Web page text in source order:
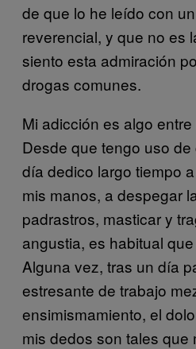
de que lo he leído con
reverencial, y que no es
siento esta admiración
drogas comunes.
Mi adicción es algo
Desde que tengo uso
día dedico largo tiempo
mis manos, a despegar
padrastros, masticar y
angustia, es habitual
Alguna vez, tras un día
estresante de trabajo
ensimismamiento, el
mis dedos son tales que